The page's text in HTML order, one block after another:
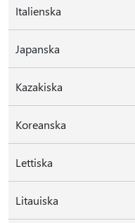
Italienska
Japanska
Kazakiska
Koreanska
Lettiska
Litauiska